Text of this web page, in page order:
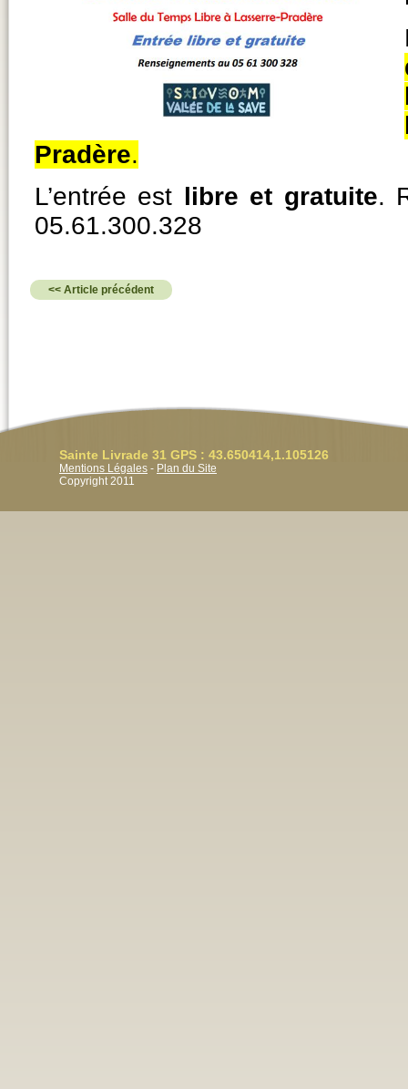
Pradère.
L’entrée est libre et gratuite.
05.61.300.328
<< Article précédent
Sainte Livrade 31 GPS : 43.650414,1.105126
Mentions Légales - Plan du Site
Copyright 2011